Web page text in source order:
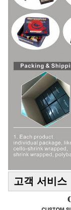
고객 서비스